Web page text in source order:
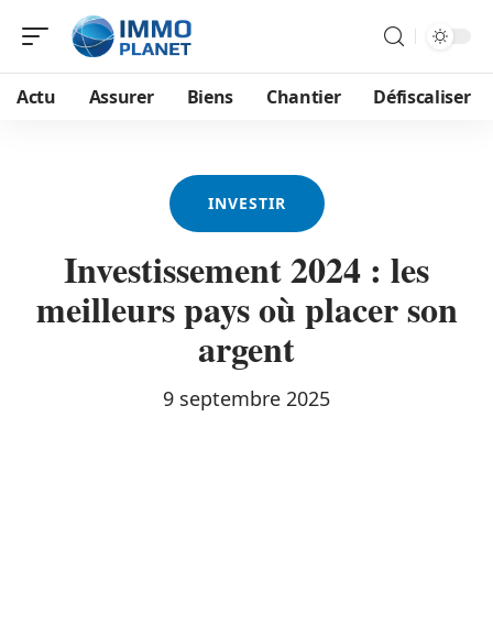
Actu Assurer Biens Chantier Défiscaliser
INVESTIR
Investissement 2024 : les
meilleurs pays où placer son
argent
9 septembre 2025